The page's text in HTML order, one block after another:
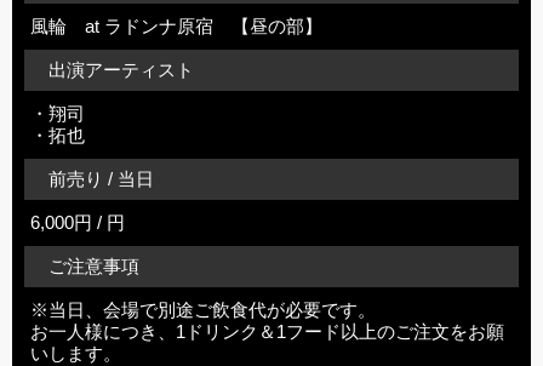
風輪 at ラドンナ原宿 【昼の部】
出演アーティスト
・翔司
・拓也
前売り / 当日
6,000円 / 円
ご注意事項
※当日、会場で別途ご飲食代が必要です。
お一人様につき、1ドリンク＆1フード以上のご注文をお願
いします。